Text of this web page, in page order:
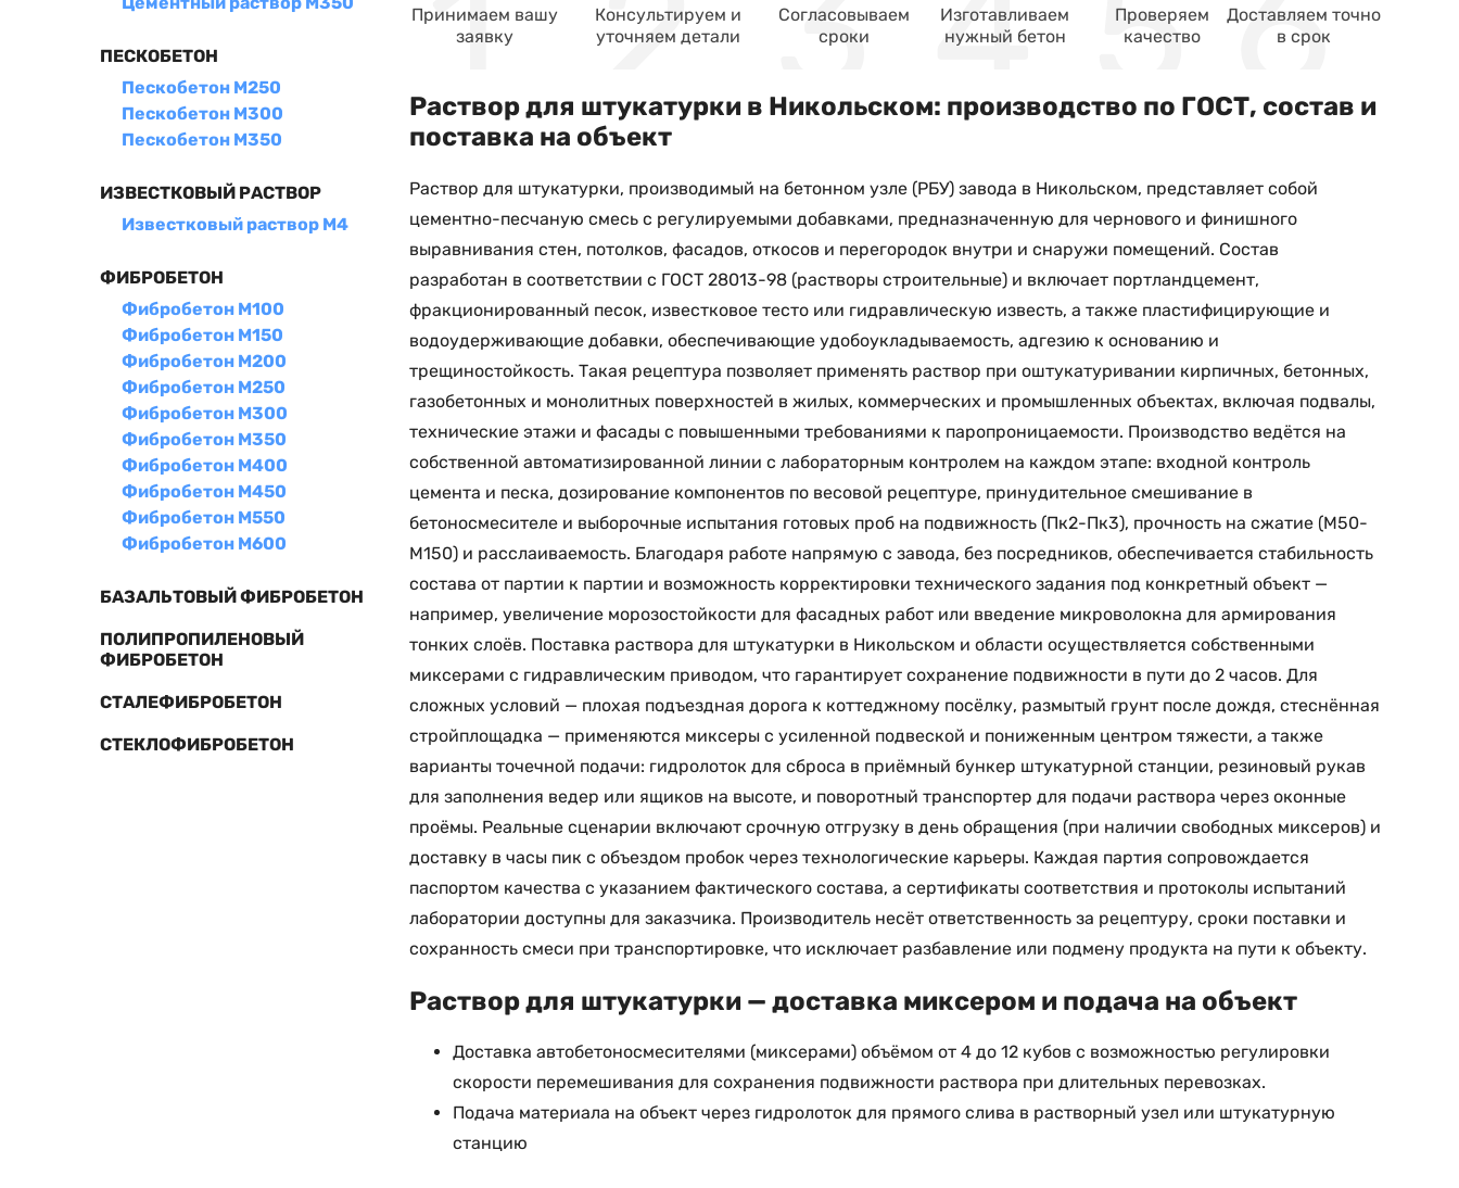
ПЕСКОБЕТОН
Пескобетон М250
Пескобетон М300
Пескобетон М350
ИЗВЕСТКОВЫЙ РАСТВОР
Известковый раствор М4
ФИБРОБЕТОН
Фибробетон М100
Фибробетон М150
Фибробетон М200
Фибробетон М250
Фибробетон М300
Фибробетон М350
Фибробетон М400
Фибробетон М450
Фибробетон М550
Фибробетон М600
БАЗАЛЬТОВЫЙ ФИБРОБЕТОН
ПОЛИПРОПИЛЕНОВЫЙ
ФИБРОБЕТОН
СТАЛЕФИБРОБЕТОН
СТЕКЛОФИБРОБЕТОН
Принимаем вашу
заявку
Консультируем и
уточняем детали
Согласовываем
сроки
Изготавливаем
нужный бетон
Проверяем
качество
Доставляем точно
в срок
Раствор для штукатурки в Никольском: производство по ГОСТ, состав и
поставка на объект
Раствор для штукатурки, производимый на бетонном узле (РБУ) завода в Никольском, представляет собой
цементно-песчаную смесь с регулируемыми добавками, предназначенную для чернового и финишного
выравнивания стен, потолков, фасадов, откосов и перегородок внутри и снаружи помещений. Состав
разработан в соответствии с ГОСТ 28013-98 (растворы строительные) и включает портландцемент,
фракционированный песок, известковое тесто или гидравлическую известь, а также пластифицирующие и
водоудерживающие добавки, обеспечивающие удобоукладываемость, адгезию к основанию и
трещиностойкость. Такая рецептура позволяет применять раствор при оштукатуривании кирпичных, бетонных,
газобетонных и монолитных поверхностей в жилых, коммерческих и промышленных объектах, включая подвалы,
технические этажи и фасады с повышенными требованиями к паропроницаемости. Производство ведётся на
собственной автоматизированной линии с лабораторным контролем на каждом этапе: входной контроль
цемента и песка, дозирование компонентов по весовой рецептуре, принудительное смешивание в
бетоносмесителе и выборочные испытания готовых проб на подвижность (Пк2-Пк3), прочность на сжатие (М50-
М150) и расслаиваемость. Благодаря работе напрямую с завода, без посредников, обеспечивается стабильность
состава от партии к партии и возможность корректировки технического задания под конкретный объект —
например, увеличение морозостойкости для фасадных работ или введение микроволокна для армирования
тонких слоёв. Поставка раствора для штукатурки в Никольском и области осуществляется собственными
миксерами с гидравлическим приводом, что гарантирует сохранение подвижности в пути до 2 часов. Для
сложных условий — плохая подъездная дорога к коттеджному посёлку, размытый грунт после дождя, стеснённая
стройплощадка — применяются миксеры с усиленной подвеской и пониженным центром тяжести, а также
варианты точечной подачи: гидролоток для сброса в приёмный бункер штукатурной станции, резиновый рукав
для заполнения ведер или ящиков на высоте, и поворотный транспортер для подачи раствора через оконные
проёмы. Реальные сценарии включают срочную отгрузку в день обращения (при наличии свободных миксеров) и
доставку в часы пик с объездом пробок через технологические карьеры. Каждая партия сопровождается
паспортом качества с указанием фактического состава, а сертификаты соответствия и протоколы испытаний
лаборатории доступны для заказчика. Производитель несёт ответственность за рецептуру, сроки поставки и
сохранность смеси при транспортировке, что исключает разбавление или подмену продукта на пути к объекту.
Раствор для штукатурки — доставка миксером и подача на объект
Доставка автобетоносмесителями (миксерами) объёмом от 4 до 12 кубов с возможностью регулировки
скорости перемешивания для сохранения подвижности раствора при длительных перевозках.
Подача материала на объект через гидролоток для прямого слива в растворный узел или штукатурную
станцию